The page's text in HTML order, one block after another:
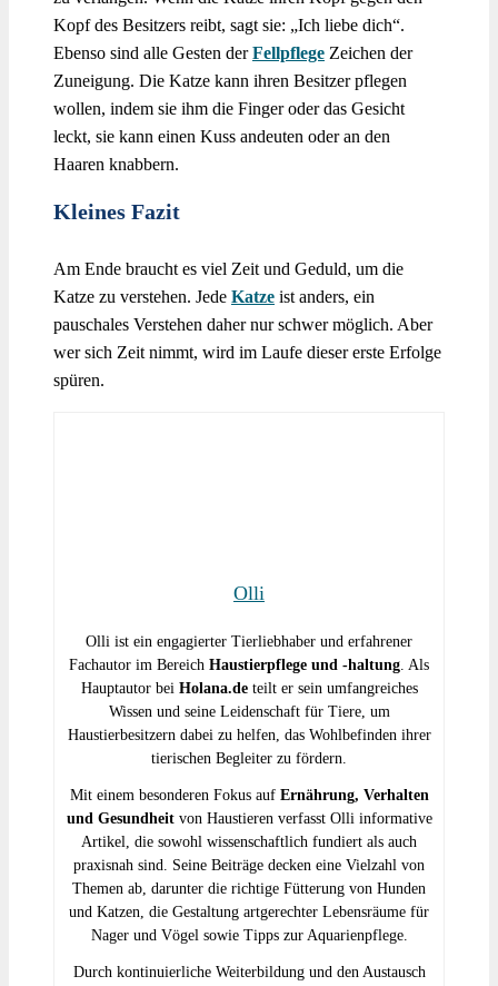
Kopf des Besitzers reibt, sagt sie: „Ich liebe dich“.
Ebenso sind alle Gesten derFellpflege Zeichen der
Zuneigung. Die Katze kann ihren Besitzer pflegen
wollen, indem sie ihm die Finger oder das Gesicht
leckt, sie kann einen Kuss andeuten oder an den
Haaren knabbern.
Kleines Fazit
Am Ende braucht es viel Zeit und Geduld, um die
Katze zu verstehen. Jede Katze ist anders, ein
pauschales Verstehen daher nur schwer möglich. Aber
wer sich Zeit nimmt, wird im Laufe dieser erste Erfolge
spüren.
Olli
Olli ist ein engagierter Tierliebhaber und erfahrener
Fachautor im Bereich Haustierpflege und -haltung. Als
Hauptautor bei Holana.deteilt er sein umfangreiches
Wissen und seine Leidenschaft für Tiere, um
Haustierbesitzern dabei zu helfen, das Wohlbefinden ihrer
tierischen Begleiter zu fördern.
Mit einem besonderen Fokus auf Ernährung, Verhalten
und Gesundheitvon Haustieren verfasst Olli informative
Artikel, die sowohl wissenschaftlich fundiert als auch
praxisnah sind. Seine Beiträge decken eine Vielzahl von
Themen ab, darunter die richtige Fütterung von Hunden
und Katzen, die Gestaltung artgerechter Lebensräume für
Nager und Vögel sowie Tipps zur Aquarienpflege.
Durch kontinuierliche Weiterbildung und den Austausch